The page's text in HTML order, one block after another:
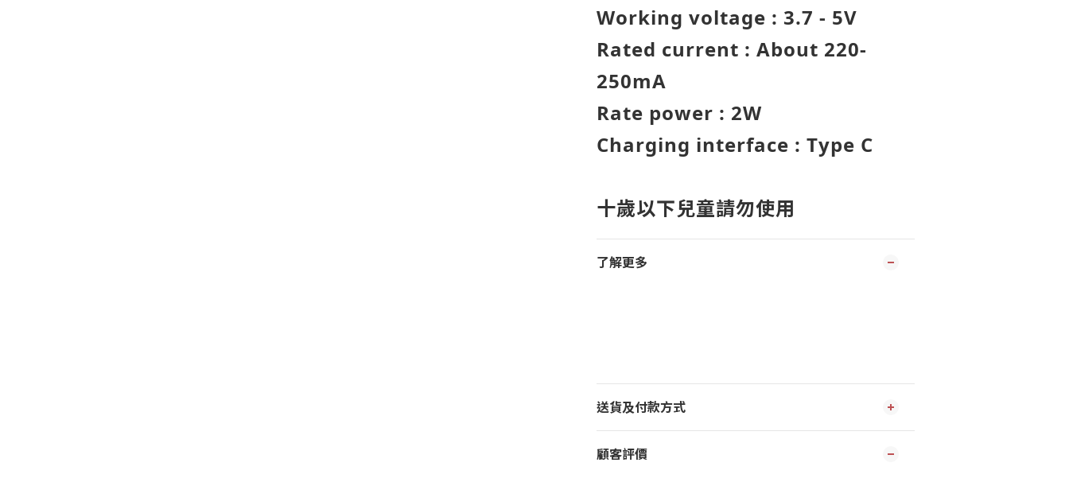
Working voltage : 3.7 - 5V
Rated current : About 220-
250mA
Rate power : 2W
Charging interface : Type C
十歲以下兒童請勿使用
了解更多
送貨及付款方式
顧客評價